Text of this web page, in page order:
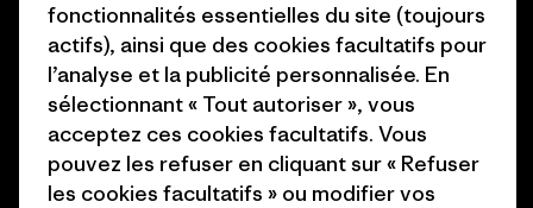
1% For The Planet
Comment nous
finançons
Cartes cadeaux
Nos magasins
Industry program
Programme d’affiliation
Patagonia Luxembourg Plan du
site
fonctionnalités essentielles du site (toujours
actifs), ainsi que des cookies facultatifs pour
l’analyse et la publicité personnalisée. En
sélectionnant « Tout autoriser », vous
acceptez ces cookies facultatifs. Vous
pouvez les refuser en cliquant sur « Refuser
les cookies facultatifs » ou modifier vos